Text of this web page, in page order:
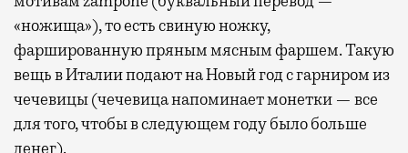
«ножища»), то есть свиную ножку,
фаршированную пряным мясным фаршем. Такую
вещь в Италии подают на Новый год с гарниром из
чечевицы (чечевица напоминает монетки — все
для того, чтобы в следующем году было больше
денег).